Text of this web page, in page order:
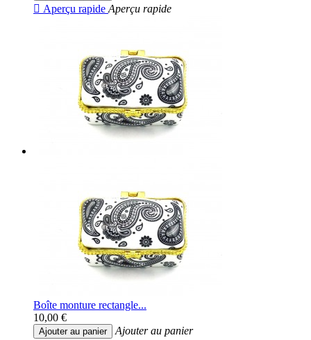
 Aperçu rapide Aperçu rapide
Boîte monture rectangle...
10,00 €
Ajouter au panier
Ajouter au panier